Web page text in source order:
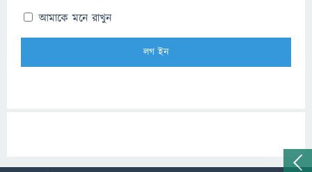
আমাকে মনে রাখুন